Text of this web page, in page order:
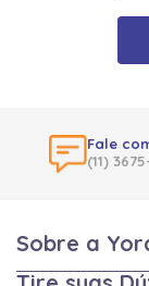
Fale
(11)
Sobre a